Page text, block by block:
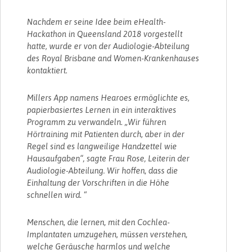
Nachdem er seine Idee beim eHealth-
Hackathon in Queensland 2018 vorgestellt
hatte, wurde er von der Audiologie-Abteilung
des Royal Brisbane and Women-Krankenhauses
kontaktiert.
Millers App namens Hearoes ermöglichte es,
papierbasiertes Lernen in ein interaktives
Programm zu verwandeln. „Wir führen
Hörtraining mit Patienten durch, aber in der
Regel sind es langweilige Handzettel wie
Hausaufgaben“, sagte Frau Rose, Leiterin der
Audiologie-Abteilung. Wir hoffen, dass die
Einhaltung der Vorschriften in die Höhe
schnellen wird. “
Menschen, die lernen, mit den Cochlea-
Implantaten umzugehen, müssen verstehen,
welche Geräusche harmlos und welche